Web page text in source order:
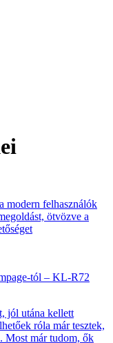
modern felhasználók
ötvözve a
tól – KL-R72
jól utána kellett
róla már tesztek,
Most már tudom, ők